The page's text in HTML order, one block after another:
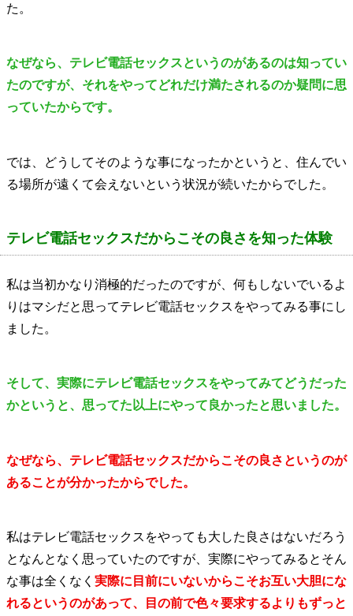
た。
なぜなら、テレビ電話セックスというのがあるのは知ってい
たのですが、それをやってどれだけ満たされるのか疑問に思
っていたからです。
では、どうしてそのような事になったかというと、住んでい
る場所が遠くて会えないという状況が続いたからでした。
テレビ電話セックスだからこその良さを知った体験
私は当初かなり消極的だったのですが、何もしないでいるよ
りはマシだと思ってテレビ電話セックスをやってみる事にし
ました。
そして、実際にテレビ電話セックスをやってみてどうだった
かというと、思ってた以上にやって良かったと思いました。
なぜなら、テレビ電話セックスだからこその良さというのが
あることが分かったからでした。
私はテレビ電話セックスをやっても大した良さはないだろう
となんとなく思っていたのですが、実際にやってみるとそん
な事は全くなく 実際に目前にいないからこそお互い大胆にな
れるというのがあって、目の前で色々要求するよりもずっと